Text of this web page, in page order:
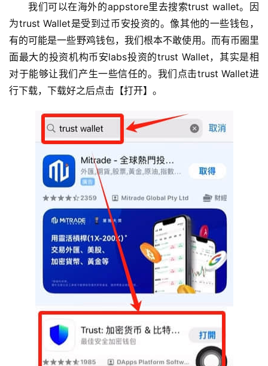
我们可以在海外的appstore里去搜索trust wallet。因
为trust Wallet是受到过币安投资的。像其他的一些钱包，
有的可能是一些野鸡钱包，我们根本不敢使用。而有币圈里
面最大的投资机构币安labs投资的trust Wallet，其实是相
对于能够让我们产生一些信任的。我们点击trust Wallet进
行下载，下载好之后点击【打开】。